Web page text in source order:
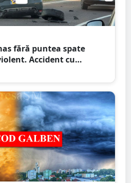
fără puntea spate
Accident cu
din Satu Mare